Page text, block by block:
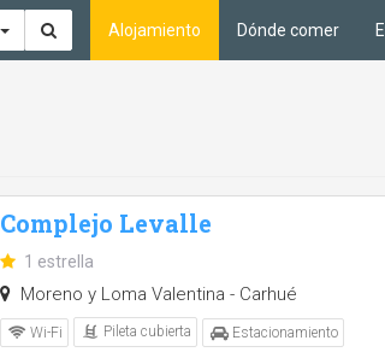
Alojamiento Dónde comer
Complejo Levalle
1 estrella
Moreno y Loma Valentina - Carhué
Wi-Fi Pileta cubierta Estacionamiento